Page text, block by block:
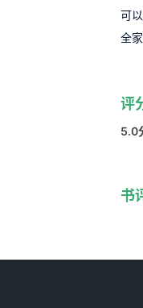
可
全家
评
5.0
书